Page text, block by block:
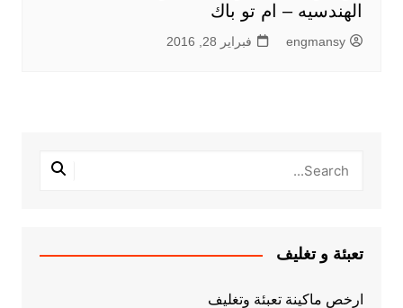
الهندسيه – ام تو باك
engmansy فبراير 28, 2016
تعبئة و تغليف
ارخص ماكينة تعبئة وتغليف